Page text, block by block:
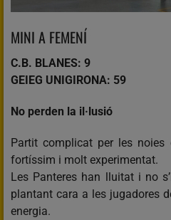
MINI A FEMENÍ
C.B. BLANES: 9
GEIEG UNIGIRONA: 59
No perden la il·lusió
Partit complicat per les noies
fortíssim i molt experimentat.
Les Panteres han lluitat i no
plantant cara a les jugadores
energia.